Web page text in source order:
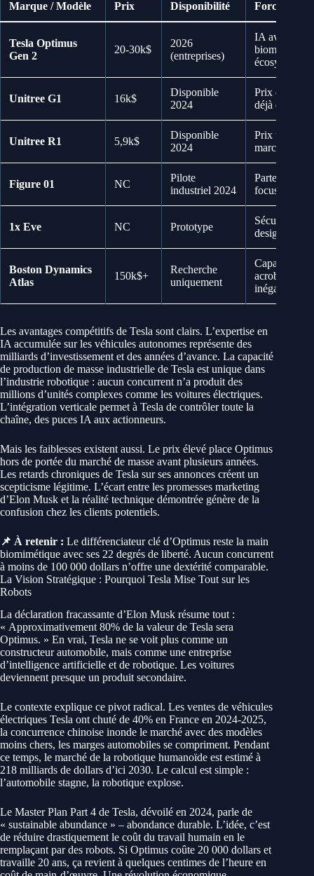
Marque / Modèle Prix Disponibilité Force clé
Tesla Optimus
Gen 2
20-30k$
2026
(entreprises)
IA avancée,
écosystème
Unitree G1 16k$
Disponible
2024
Prix
déjà en série
Unitree R1 5,9k$
Disponible
2024
Prix ultra-
marché de
Figure 01 NC
Pilote
industriel 2024
Partenariats
focus sécurité
1x Eve NC Prototype
Sécurité
design
Boston Dynamics
Atlas
150k$+
Recherche
uniquement
Capacités
acrobatiques
inégalées
Les avantages compétitifs de Tesla sont clairs. L’expertise en
IA accumulée sur les véhicules autonomes représente des
milliards d’investissement et des années d’avance. La capacité
de production de masse industrielle de Tesla est unique dans
l’industrie robotique : aucun concurrent n’a produit des
millions d’unités complexes comme les voitures électriques.
L’intégration verticale permet à Tesla de contrôler toute la
chaîne, des puces IA aux actionneurs.
Mais les faiblesses existent aussi. Le prix élevé place Optimus
hors de portée du marché de masse avant plusieurs années.
Les retards chroniques de Tesla sur ses annonces créent un
scepticisme légitime. L’écart entre les promesses marketing
d’Elon Musk et la réalité technique démontrée génère de la
confusion chez les clients potentiels.
📌 À retenir : Le différenciateur clé d’Optimus reste la main
biomimétique avec ses 22 degrés de liberté. Aucun concurrent
à moins de 100 000 dollars n’offre une dextérité comparable.
La Vision Stratégique : Pourquoi Tesla Mise Tout sur les
Robots
La déclaration fracassante d’Elon Musk résume tout :
« Approximativement 80% de la valeur de Tesla sera
Optimus. » En vrai, Tesla ne se voit plus comme un
constructeur automobile, mais comme une entreprise
d’intelligence artificielle et de robotique. Les voitures
deviennent presque un produit secondaire.
Le contexte explique ce pivot radical. Les ventes de véhicules
électriques Tesla ont chuté de 40% en France en 2024-2025,
la concurrence chinoise inonde le marché avec des modèles
moins chers, les marges automobiles se compriment. Pendant
ce temps, le marché de la robotique humanoïde est estimé à
218 milliards de dollars d’ici 2030. Le calcul est simple :
l’automobile stagne, la robotique explose.
Le Master Plan Part 4 de Tesla, dévoilé en 2024, parle de
« sustainable abundance » – abondance durable. L’idée, c’est
de réduire drastiquement le coût du travail humain en le
remplaçant par des robots. Si Optimus coûte 20 000 dollars et
travaille 20 ans, ça revient à quelques centimes de l’heure en